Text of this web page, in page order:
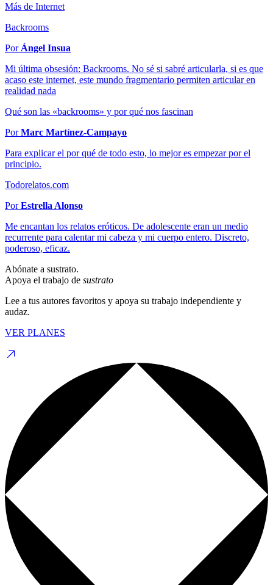
Más de Internet
Backrooms
Por Ángel Insua
Mi última obsesión: Backrooms. No sé si sabré articularla, si es que
acaso este internet, este mundo fragmentario permiten articular en
realidad nada
Qué son las «backrooms» y por qué nos fascinan
PorMarc Martínez-Campayo
Para explicar el por qué de todo esto, lo mejor es empezar por el
principio.
Todorelatos.com
PorEstrella Alonso
Me encantan los relatos eróticos. De adolescente eran un medio
recurrente para calentar mi cabeza y mi cuerpo entero. Discreto,
poderoso, eficaz.
Abónate a sustrato.
Apoya el trabajo de sustrato
Lee a tus autores favoritos y apoya su trabajo independiente y
audaz.
VER PLANES